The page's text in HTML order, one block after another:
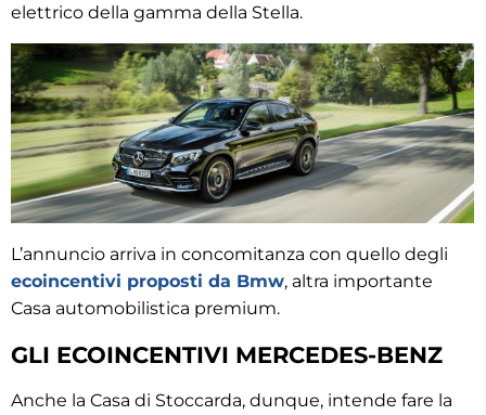
elettrico della gamma della Stella.
L’annuncio arriva in concomitanza con quello degli
ecoincentivi proposti da Bmw, altra importante
Casa automobilistica premium.
GLI ECOINCENTIVI MERCEDES-BENZ
Anche la Casa di Stoccarda, dunque, intende fare la